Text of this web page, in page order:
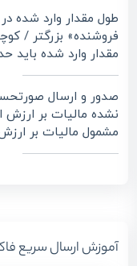
طول مقدار وارد شده
فروشنده» بزرگتر /
مقدار وارد شده باید حداکثر
صدور و ارسال
نشده مالیات بر
مشمول مالیات بر
آموزش ارسال سریع